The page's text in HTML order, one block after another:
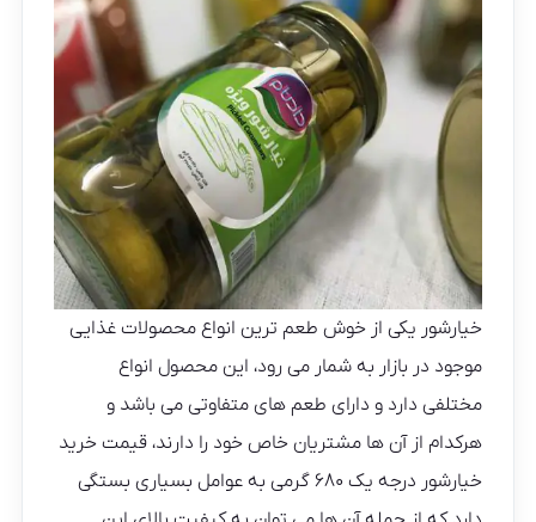
خیارشور یکی از خوش طعم ترین انواع محصولات غذایی
موجود در بازار به شمار می رود، این محصول انواع
مختلفی دارد و دارای طعم های متفاوتی می باشد و
هرکدام از آن ها مشتریان خاص خود را دارند، قیمت خرید
خیارشور درجه یک ۶۸۰ گرمی به عوامل بسیاری بستگی